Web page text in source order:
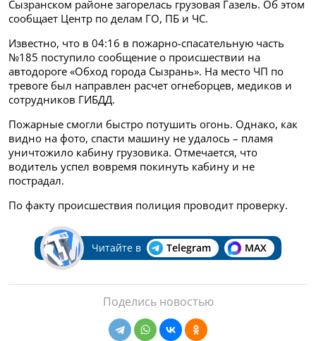
Сызранском районе загорелась грузовая Газель. Об этом
сообщает Центр по делам ГО, ПБ и ЧС.
Известно, что в 04:16 в пожарно-спасательную часть
№185 поступило сообщение о происшествии на
автодороге «Обход города Сызрань». На место ЧП по
тревоге был направлен расчет огнеборцев, медиков и
сотрудников ГИБДД.
Пожарные смогли быстро потушить огонь. Однако, как
видно на фото, спасти машину не удалось – пламя
уничтожило кабину грузовика. Отмечается, что
водитель успел вовремя покинуть кабину и не
пострадал.
По факту происшествия полиция проводит проверку.
Читайте в Telegram MAX
Поделись новостью